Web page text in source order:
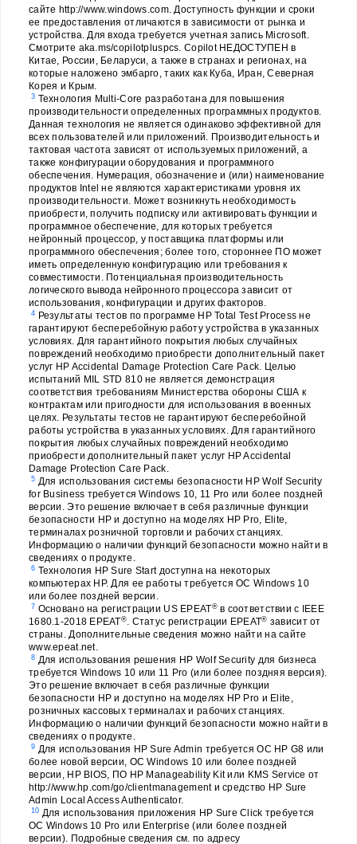
сайте http://www.windows.com. Доступность функции и сроки
ее предоставления отличаются в зависимости от рынка и
устройства. Для входа требуется учетная запись Microsoft.
Смотрите aka.ms/copilotpluspcs. Copilot НЕДОСТУПЕН в
Китае, России, Беларуси, а также в странах и регионах, на
которые наложено эмбарго, таких как Куба, Иран, Северная
Корея и Крым.
3 Технология Multi-Core разработана для повышения
производительности определенных программных продуктов.
Данная технология не является одинаково эффективной для
всех пользователей или приложений. Производительность и
тактовая частота зависят от используемых приложений, а
также конфигурации оборудования и программного
обеспечения. Нумерация, обозначение и (или) наименование
продуктов Intel не являются характеристиками уровня их
производительности. Может возникнуть необходимость
приобрести, получить подписку или активировать функции и
программное обеспечение, для которых требуется
нейронный процессор, у поставщика платформы или
программного обеспечения; более того, стороннее ПО может
иметь определенную конфигурацию или требования к
совместимости. Потенциальная производительность
логического вывода нейронного процессора зависит от
использования, конфигурации и других факторов.
4 Результаты тестов по программе HP Total Test Process не
гарантируют бесперебойную работу устройства в указанных
условиях. Для гарантийного покрытия любых случайных
повреждений необходимо приобрести дополнительный пакет
услуг HP Accidental Damage Protection Care Pack. Целью
испытаний MIL STD 810 не является демонстрация
соответствия требованиям Министерства обороны США к
контрактам или пригодности для использования в военных
целях. Результаты тестов не гарантируют бесперебойной
работы устройства в указанных условиях. Для гарантийного
покрытия любых случайных повреждений необходимо
приобрести дополнительный пакет услуг HP Accidental
Damage Protection Care Pack.
5 Для использования системы безопасности HP Wolf Security
for Business требуется Windows 10, 11 Pro или более поздней
версии. Это решение включает в себя различные функции
безопасности HP и доступно на моделях HP Pro, Elite,
терминалах розничной торговли и рабочих станциях.
Информацию о наличии функций безопасности можно найти в
сведениях о продукте.
6 Технология HP Sure Start доступна на некоторых
компьютерах HP. Для ее работы требуется ОС Windows 10
или более поздней версии.
7 Основано на регистрации US EPEAT®в соответствии с IEEE
1680.1-2018 EPEAT® . Статус регистрации EPEAT® зависит от
страны. Дополнительные сведения можно найти на сайте
www.epeat.net.
8 Для использования решения HP Wolf Security для бизнеса
требуется Windows 10 или 11 Pro (или более поздняя версия).
Это решение включает в себя различные функции
безопасности HP и доступно на моделях HP Pro и Elite,
розничных кассовых терминалах и рабочих станциях.
Информацию о наличии функций безопасности можно найти в
сведениях о продукте.
9 Для использования HP Sure Admin требуется ОС HP G8 или
более новой версии, ОС Windows 10 или более поздней
версии, HP BIOS, ПО HP Manageability Kit или KMS Service от
http://www.hp.com/go/clientmanagement и средство HP Sure
Admin Local Access Authenticator.
10 Для использования приложения HP Sure Click требуется
ОС Windows 10 Pro или Enterprise (или более поздней
версии). Подробные сведения см. по адресу